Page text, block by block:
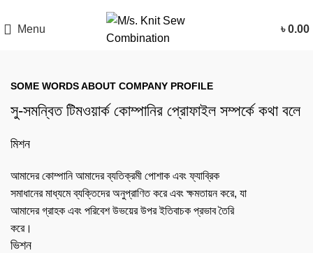
Menu ৳0.00
SOME WORDS ABOUT COMPANY PROFILE
সু-সমন্বিত টিমওয়ার্ক কোম্পানির প্রোফাইল সম্পর্কে কথা বলে
মিশন
আমাদের কোম্পানি আমাদের ব্যতিক্রমী পোশাক এবং ফ্যাব্রিক
সমাধানের মাধ্যমে ব্যক্তিদের অনুপ্রাণিত করে এবং ক্ষমতায়ন করে, যা
আমাদের গ্রাহক এবং পরিবেশ উভয়ের উপর ইতিবাচক প্রভাব তৈরি
করে।
ভিশন